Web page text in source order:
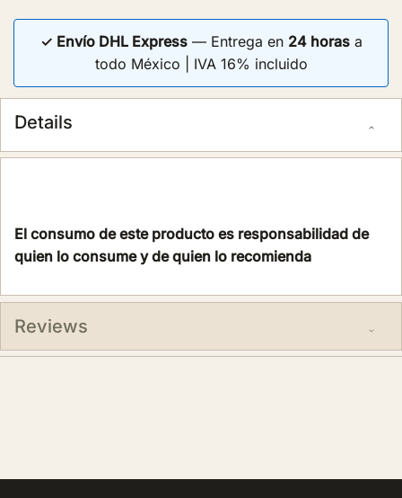
✓ Envío DHL Express— Entrega en 24 horasa
todo México | IVA 16% incluido
Details
El consumo de este producto es responsabilidad de
quien lo consume y de quien lo recomienda
Reviews